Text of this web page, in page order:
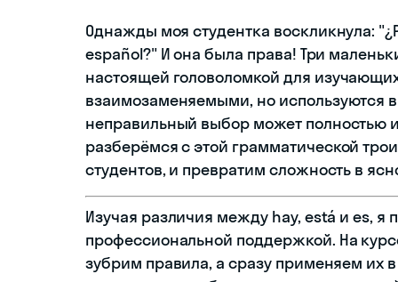
Однажды моя студентка воскликнула:
español?" И она была права! Три
настоящей головоломкой для
взаимозаменяемыми, но используются
неправильный выбор может полностью
разберёмся с этой грамматической
студентов, и превратим сложность в
Изучая различия между hay, está и es, я
профессиональной поддержкой. На
зубрим правила, а сразу применяем их